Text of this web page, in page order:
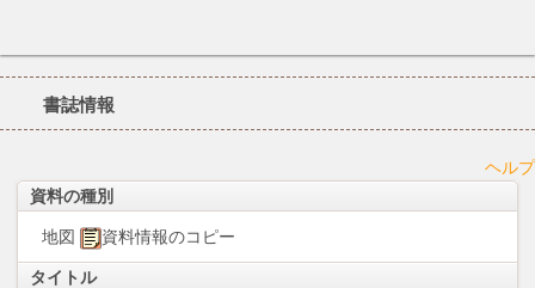
書誌情報
ヘルプ
資料の種別
地図 資料情報のコピー
タイトル